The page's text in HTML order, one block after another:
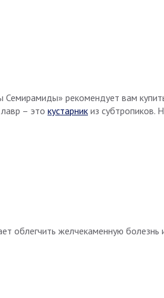
Семирамиды» рекомендует вам
– это кустарник из субтропиков.
облегчить желчекаменную болезнь